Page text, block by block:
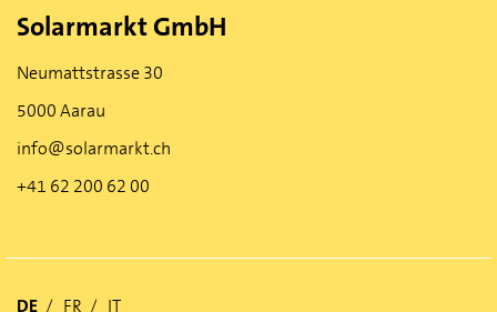
Solarmarkt GmbH
Neumattstrasse 30
5000 Aarau
info@solarmarkt.ch
+41 62 200 62 00
DE FR IT